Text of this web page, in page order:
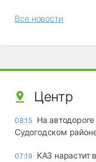
Все новости
Центр
08:15 На
Судогодском
07:19 КАЗ нарастит